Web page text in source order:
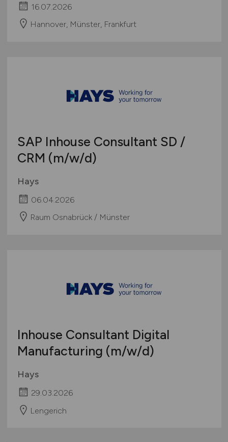
16.07.2026
Hannover, Münster, Frankfurt
SAP Inhouse Consultant SD /
CRM (m/w/d)
Hays
06.04.2026
Raum Osnabrück / Münster
Inhouse Consultant Digital
Manufacturing (m/w/d)
Hays
29.03.2026
Lengerich